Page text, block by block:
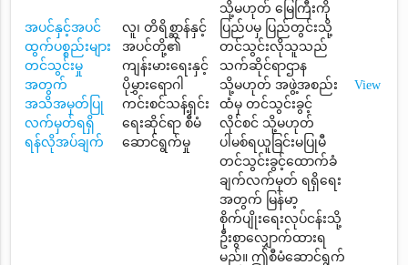
အပင်နှင့်အပင်
ထွက်ပစ္စည်းများ
တင်သွင်းမှု
အတွက်
အသိအမှတ်ပြု
လက်မှတ်ရရှိ
ရန်လိုအပ်ချက်
လူ၊ တိရိစ္ဆာန်နှင့်
အပင်တို့၏
ကျန်းမားရေးနှင့်
ပိုမွှားရောဂါ
ကင်းစင်သန့်ရှင်း
ရေးဆိုင်ရာ စီမံ
ဆောင်ရွက်မှု
သို့မဟုတ် မြေကြီးကို
ပြည်ပမှ ပြည်တွင်းသို့
တင်သွင်းလိုသူသည်
သက်ဆိုင်ရာဌာန
သို့မဟုတ် အဖွဲ့အစည်း
ထံမှ တင်သွင်းခွင့်
လိုင်စင် သို့မဟုတ်
ပါမစ်ရယူခြင်းမပြုမီ
တင်သွင်းခွင့်ထောက်ခံ
ချက်လက်မှတ် ရရှိရေး
အတွက် မြန်မာ့
စိုက်ပျိုးရေးလုပ်ငန်းသို့
ဦးစွာလျှောက်ထားရ
မည်။ ဤစီမံဆောင်ရွက်
View